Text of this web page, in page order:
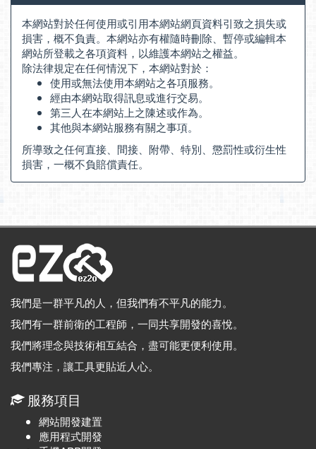
本網站對於任何使用或引用本網站網頁資料引致之損失或
損害，概不負責。本網站亦有權隨時刪除、暫停或編輯本
網站所登載之各項資料，以維護本網站之權益。
除法律規定在任何情況下，本網站對於：
使用或無法使用本網站之各項服務。
經由本網站取得訊息或進行交易。
第三人在本網站上之陳述或作為。
其他與本網站服務有關之事項。
所導致之任何直接、間接、附帶、特別、懲罰性或衍生性
損害，一概不負賠償責任。
我們是一群平凡的人，但我們有不平凡的能力。
我們有一群前衛的工程師，一同共享開發的喜悅。
我們將理念與技術相互結合，盡可能更便利使用。
我們專注，讓工具更貼近人心。
服務項目
網站開發建置
應用程式開發